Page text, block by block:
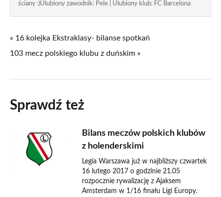
ściany :)Ulubiony zawodnik: Pele | Ulubiony klub: FC Barcelona
« 16 kolejka Ekstraklasy- bilanse spotkań
103 mecz polskiego klubu z duńskim »
Sprawdź też
Bilans meczów polskich klubów
z holenderskimi
Legia Warszawa już w najbliższy czwartek
16 lutego 2017 o godzinie 21.05
rozpocznie rywalizację z Ajaksem
Amsterdam w 1/16 finału Ligi Europy.